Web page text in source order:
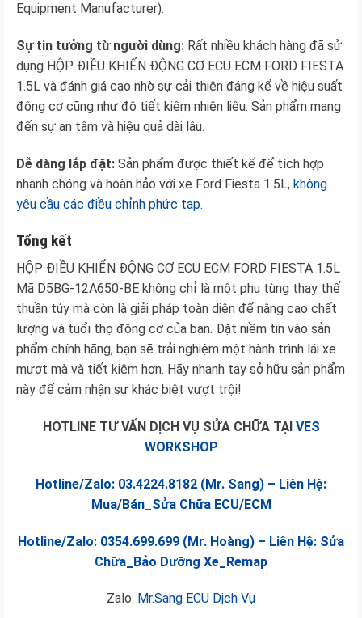
Equipment Manufacturer).
Sự tin tưởng từ người dùng: Rất nhiều khách hàng đã sử
dụng HỘP ĐIỀU KHIỂN ĐỘNG CƠ ECU ECM FORD FIESTA
1.5L và đánh giá cao nhờ sự cải thiện đáng kể về hiệu suất
động cơ cũng như độ tiết kiệm nhiên liệu. Sản phẩm mang
đến sự an tâm và hiệu quả dài lâu.
Dễ dàng lắp đặt: Sản phẩm được thiết kế để tích hợp
nhanh chóng và hoàn hảo với xe Ford Fiesta 1.5L, không
yêu cầu các điều chỉnh phức tạp.
Tổng kết
HỘP ĐIỀU KHIỂN ĐỘNG CƠ ECU ECM FORD FIESTA 1.5L
Mã D5BG-12A650-BE không chỉ là một phụ tùng thay thế
thuần túy mà còn là giải pháp toàn diện để nâng cao chất
lượng và tuổi thọ động cơ của bạn. Đặt niềm tin vào sản
phẩm chính hãng, bạn sẽ trải nghiệm một hành trình lái xe
mượt mà và tiết kiệm hơn. Hãy nhanh tay sở hữu sản phẩm
này để cảm nhận sự khác biệt vượt trội!
HOTLINE TƯ VẤN DỊCH VỤ SỬA CHỮA TẠI VES
WORKSHOP
Hotline/Zalo: 03.4224.8182 (Mr. Sang) – Liên Hệ:
Mua/Bán_Sửa Chữa ECU/ECM
Hotline/Zalo: 0354.699.699 (Mr. Hoàng) – Liên Hệ: Sửa
Chữa_Bảo Dưỡng Xe_Remap
Zalo: Mr.Sang ECU Dịch Vụ